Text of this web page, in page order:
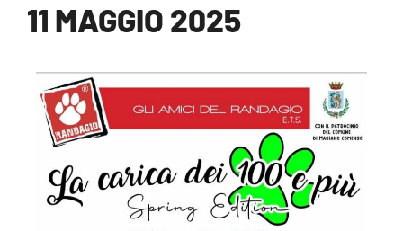
11 MAGGIO 2025